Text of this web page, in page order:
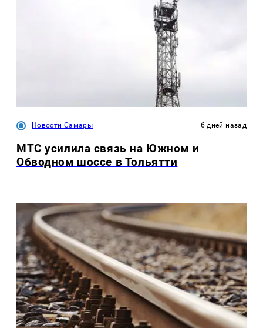
Новости Самары 6 дней назад
МТС усилила связь на Южном и
Обводном шоссе в Тольятти